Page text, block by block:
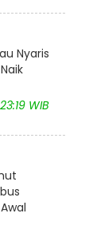
Nyaris
WIB